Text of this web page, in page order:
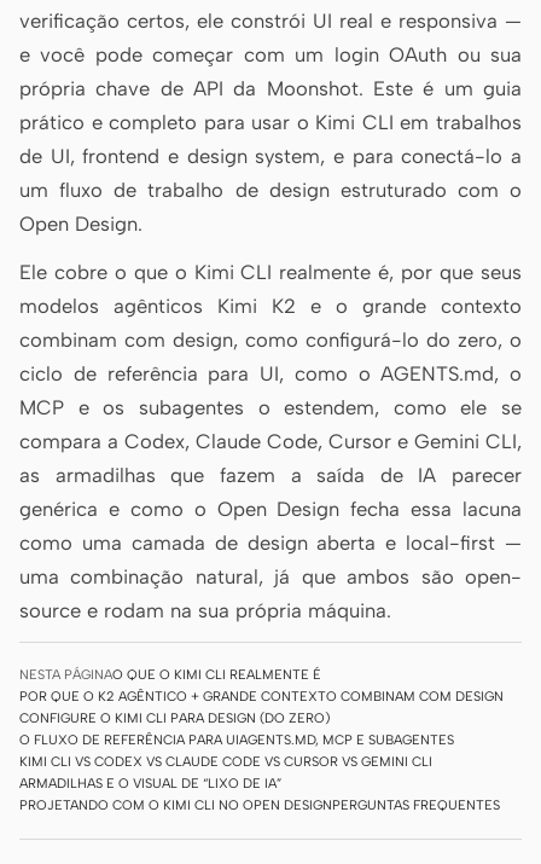
Protótipo Painel
Slides Imagem
Vídeo Sistema de design
FUNÇÕES
Criador solo Designer
Marketing
FERRAMENTAS
Gerador de wireframes
com IA
Gerador de UI com IA
Gerador de protótipos
Gerador de landing page
Do design ao código Do Figma ao código
Screenshot para código HTML to PPT
Modelos Skills
Sistemas
verificação certos, ele constrói UI real e responsiva —
e você pode começar com um login OAuth ou sua
própria chave de API da Moonshot. Este é um guia
prático e completo para usar o Kimi CLI em trabalhos
de UI, frontend e design system, e para conectá-lo a
um fluxo de trabalho de design estruturado com o
Open Design.
Ele cobre o que o Kimi CLI realmente é, por que seus
modelos agênticos Kimi K2 e o grande contexto
combinam com design, como configurá-lo do zero, o
ciclo de referência para UI, como o AGENTS.md, o
MCP e os subagentes o estendem, como ele se
compara a Codex, Claude Code, Cursor e Gemini CLI,
as armadilhas que fazem a saída de IA parecer
genérica e como o Open Design fecha essa lacuna
como uma camada de design aberta e local-first —
uma combinação natural, já que ambos são open-
source e rodam na sua própria máquina.
NESTA PÁGINAO QUE O KIMI CLI REALMENTE É
POR QUE O K2 AGÊNTICO + GRANDE CONTEXTO COMBINAM COM DESIGN
CONFIGURE O KIMI CLI PARA DESIGN (DO ZERO)
O FLUXO DE REFERÊNCIA PARA UIAGENTS.MD, MCP E SUBAGENTES
KIMI CLI VS CODEX VS CLAUDE CODE VS CURSOR VS GEMINI CLI
ARMADILHAS E O VISUAL DE “LIXO DE IA”
PROJETANDO COM O KIMI CLI NO OPEN DESIGNPERGUNTAS FREQUENTES